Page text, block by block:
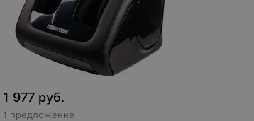
1 977 руб.
1 предложение